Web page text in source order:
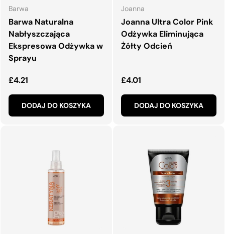
Barwa
Barwa Naturalna
Nabłyszczająca
Ekspresowa Odżywka w
Sprayu
Normalna cena
£4.21
DODAJ DO KOSZYKA
Joanna
Joanna Ultra Color Pink
Odżywka Eliminująca
Żółty Odcień
Normalna cena
£4.01
DODAJ DO KOSZYKA